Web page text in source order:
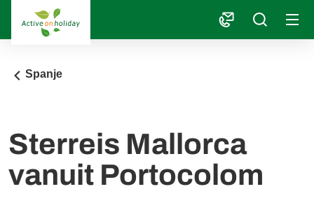
Spanje
Sterreis Mallorca
vanuit Portocolom